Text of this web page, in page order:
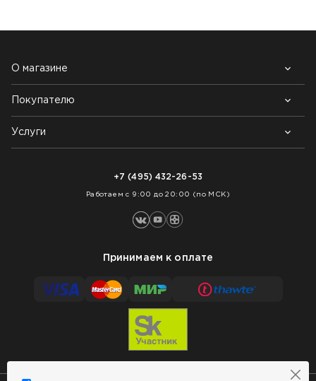
О магазине
Почему выбирают нас
Контакты
Блог
Покупателю
Возврат товара
Как заказать
Услуги
+7 (495) 432-26-53
Работаем с 9:00 до 20:00 (по МСК)
Принимаем к оплате